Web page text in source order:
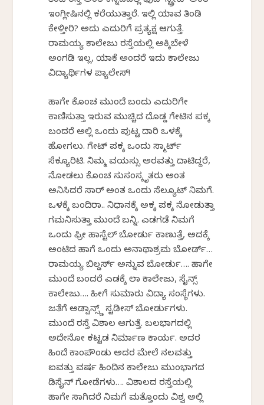
ಇಂಗ್ಲೀಷಿನಲ್ಲಿ ಕರೆಯುತ್ತಾರೆ. ಇಲ್ಲಿ ಯಾವ ತಿಂಡಿ
ಕೇಳ್ತೀರಿ? ಅದು ಎದುರಿಗೆ ಪ್ರತ್ಯಕ್ಷ ಆಗುತ್ತೆ.
ರಾಮಯ್ಯ ಕಾಲೇಜು ರಸ್ತೆಯಲ್ಲಿ ಅಕ್ಕಿಬೇಳೆ
ಅಂಗಡಿ ಇಲ್ಲ, ಯಾಕೆ ಅಂದರೆ ಇದು ಕಾಲೇಜು
ವಿದ್ಯಾರ್ಥಿಗಳ ಪ್ಯಾಲೇಸ್!
ಹಾಗೇ ಕೊಂಚ ಮುಂದೆ ಬಂದು ಎದುರಿಗೇ
ಕಾಣಿಸುತ್ತಾ ಇರುವ ಮುಚ್ಚಿದ ದೊಡ್ಡ ಗೇಟಿನ ಪಕ್ಕ
ಬಂದರೆ ಅಲ್ಲಿ ಒಂದು ಪುಟ್ಟ ದಾರಿ ಒಳಕ್ಕೆ
ಹೋಗಲು. ಗೇಟ್ ಪಕ್ಕ ಒಂದು ಸ್ಮಾರ್ಟ್
ಸೆಕ್ಯೂರಿಟಿ. ನಿಮ್ಮ ವಯಸ್ಸು ಅರವತ್ತು ದಾಟಿದ್ದರೆ,
ನೋಡಲು ಕೊಂಚ ಸುಸಂಸ್ಕೃತರು ಅಂತ
ಅನಿಸಿದರೆ ಸಾರ್ ಅಂತ ಒಂದು ಸೆಲ್ಯೂಟ್ ನಿಮಗೆ.
ಒಳಕ್ಕೆ ಬಂದಿರಾ.. ನಿಧಾನಕ್ಕೆ ಅಕ್ಕ ಪಕ್ಕ ನೋಡುತ್ತಾ
ಗಮನಿಸುತ್ತಾ ಮುಂದೆ ಬನ್ನಿ. ಎಡಗಡೆ ನಿಮಗೆ
ಒಂದು ಫ್ರೀ ಹಾಸ್ಟೆಲ್ ಬೋರ್ಡು ಕಾಣುತ್ತೆ, ಅದಕ್ಕೆ
ಅಂಟಿದ ಹಾಗೆ ಒಂದು ಅನಾಥಾಶ್ರಮ ಬೋರ್ಡ್…
ರಾಮಯ್ಯ ಬಿಲ್ಡರ್ಸ್ ಅನ್ನುವ ಬೋರ್ಡು…. ಹಾಗೇ
ಮುಂದೆ ಬಂದರೆ ಎಡಕ್ಕೆ ಲಾ ಕಾಲೇಜು, ಸೈನ್ಸ್
ಕಾಲೇಜು…. ಹೀಗೆ ಸುಮಾರು ವಿದ್ಯಾ ಸಂಸ್ಥೆಗಳು.
ಜತೆಗೆ ಅಡ್ವಾನ್ಸ್ಡ್ ಸ್ಟಡೀಸ್ ಬೋರ್ಡುಗಳು.
ಮುಂದೆ ರಸ್ತೆ ವಿಶಾಲ ಆಗುತ್ತೆ. ಬಲಭಾಗದಲ್ಲಿ
ಅದೇನೋ ಕಟ್ಟಡ ನಿರ್ಮಾಣ ಕಾರ್ಯ. ಅದರ
ಹಿಂದೆ ಕಾಂಪೌಂಡು ಅದರ ಮೇಲೆ ನಲವತ್ತು
ಐವತ್ತು ವರ್ಷ ಹಿಂದಿನ ಕಾಲೇಜು ಮುಂಭಾಗದ
ಡಿಸೈನ್ ಗೋಡೆಗಳು…. ವಿಶಾಲದ ರಸ್ತೆಯಲ್ಲಿ
ಹಾಗೇ ಸಾಗಿದರೆ ನಿಮಗೆ ಮತ್ತೊಂದು ವಿಶ್ವ ಅಲ್ಲಿ